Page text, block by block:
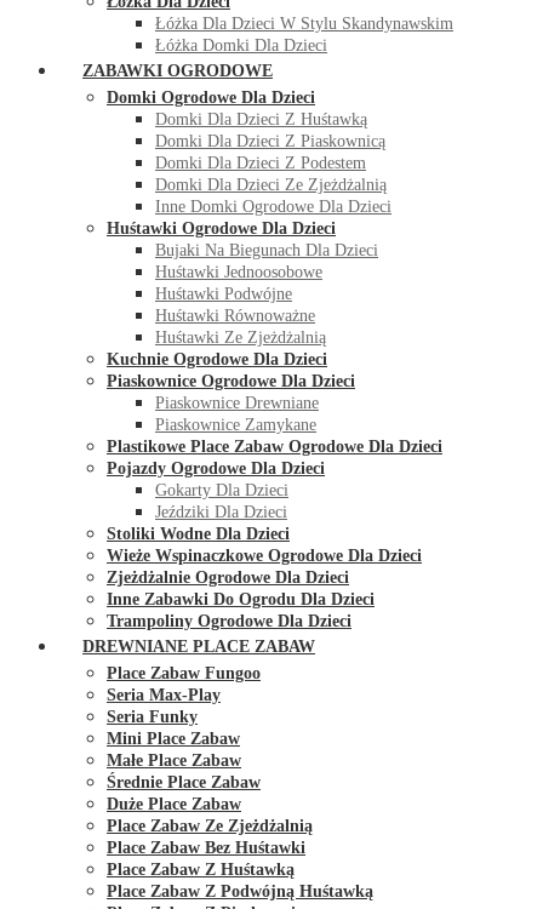
Łóżka Dla Dzieci W Stylu Skandynawskim
Łóżka Domki Dla Dzieci
ZABAWKI OGRODOWE
Domki Ogrodowe Dla Dzieci
Domki Dla Dzieci Z Huśtawką
Domki Dla Dzieci Z Piaskownicą
Domki Dla Dzieci Z Podestem
Domki Dla Dzieci Ze Zjeżdżalnią
Inne Domki Ogrodowe Dla Dzieci
Huśtawki Ogrodowe Dla Dzieci
Bujaki Na Biegunach Dla Dzieci
Huśtawki Jednoosobowe
Huśtawki Podwójne
Huśtawki Równoważne
Huśtawki Ze Zjeżdżalnią
Kuchnie Ogrodowe Dla Dzieci
Piaskownice Ogrodowe Dla Dzieci
Piaskownice Drewniane
Piaskownice Zamykane
Plastikowe Place Zabaw Ogrodowe Dla Dzieci
Pojazdy Ogrodowe Dla Dzieci
Gokarty Dla Dzieci
Jeździki Dla Dzieci
Stoliki Wodne Dla Dzieci
Wieże Wspinaczkowe Ogrodowe Dla Dzieci
Zjeżdżalnie Ogrodowe Dla Dzieci
Inne Zabawki Do Ogrodu Dla Dzieci
Trampoliny Ogrodowe Dla Dzieci
DREWNIANE PLACE ZABAW
Place Zabaw Fungoo
Seria Max-Play
Seria Funky
Mini Place Zabaw
Małe Place Zabaw
Średnie Place Zabaw
Duże Place Zabaw
Place Zabaw Ze Zjeżdżalnią
Place Zabaw Bez Huśtawki
Place Zabaw Z Huśtawką
Place Zabaw Z Podwójną Huśtawką